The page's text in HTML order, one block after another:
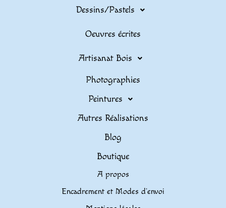
Dessins/Pastels
Oeuvres écrites
Artisanat Bois
Photographies
Peintures
Autres Réalisations
Blog
Boutique
A propos
Encadrement et Modes d’envoi